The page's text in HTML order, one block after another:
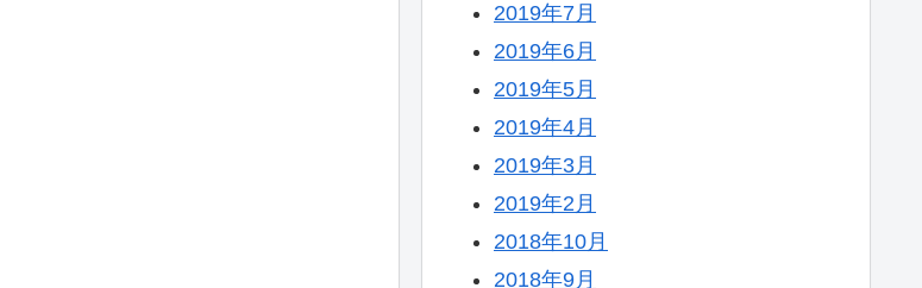
2019年7月
2019年6月
2019年5月
2019年4月
2019年3月
2019年2月
2018年10月
2018年9月